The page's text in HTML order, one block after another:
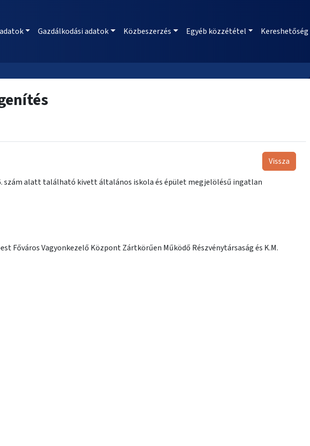
Gazdálkodási adatok Közbeszerzés Egyéb közzététel Kereshetőség
Vissza
szám alatt található kivett általános iskola és épület megjelölésű ingatlan
Főváros Vagyonkezelő Központ Zártkörűen Működő Részvénytársaság és K.M.